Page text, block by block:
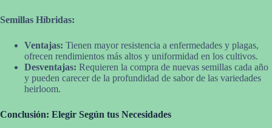
Semillas Híbridas:
Ventajas: Tienen mayor resistencia a enfermedades y plagas,
ofrecen rendimientos más altos y uniformidad en los cultivos.
Desventajas: Requieren la compra de nuevas semillas cada año
y pueden carecer de la profundidad de sabor de las variedades
heirloom.
Conclusión: Elegir Según tus Necesidades